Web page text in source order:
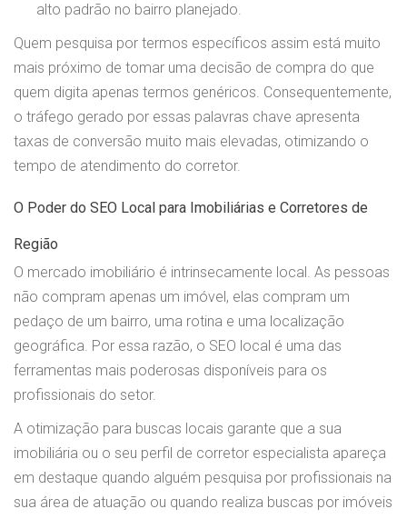
alto padrão no bairro planejado.
Quem pesquisa por termos específicos assim está muito
mais próximo de tomar uma decisão de compra do que
quem digita apenas termos genéricos. Consequentemente,
o tráfego gerado por essas palavras chave apresenta
taxas de conversão muito mais elevadas, otimizando o
tempo de atendimento do corretor.
O Poder do SEO Local para Imobiliárias e Corretores de
Região
O mercado imobiliário é intrinsecamente local. As pessoas
não compram apenas um imóvel, elas compram um
pedaço de um bairro, uma rotina e uma localização
geográfica. Por essa razão, o SEO local é uma das
ferramentas mais poderosas disponíveis para os
profissionais do setor.
A otimização para buscas locais garante que a sua
imobiliária ou o seu perfil de corretor especialista apareça
em destaque quando alguém pesquisa por profissionais na
sua área de atuação ou quando realiza buscas por imóveis